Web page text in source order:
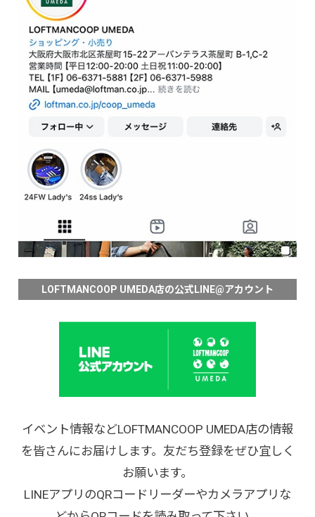
LOFTMANCOOP UMEDA店の公式LINE@アカウント
イベント情報などLOFTMANCOOP UMEDA店の情報
を皆さんにお届けします。友だち登録をぜひ宜しく
お願います。
LINEアプリのQRコードリーダーやカメラアプリな